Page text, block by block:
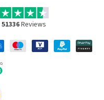
51336Reviews